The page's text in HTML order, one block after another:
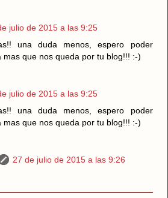
julio de 2015 a las 9:25
una duda menos, espero poder
mas que nos queda por tu blog!!! :-)
julio de 2015 a las 9:25
una duda menos, espero poder
mas que nos queda por tu blog!!! :-)
27 de julio de 2015 a las 9:26